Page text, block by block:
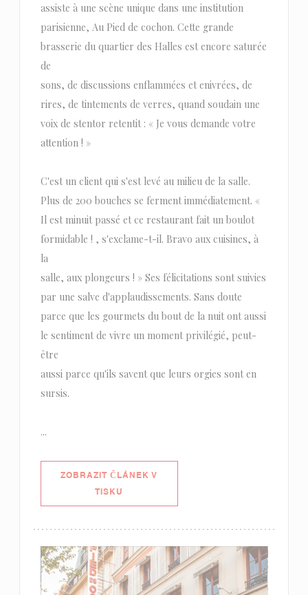
assiste à une scène unique dans une institution
parisienne, Au Pied de cochon. Cette grande
brasserie du quartier des Halles est encore saturée
de
sons, de discussions enflammées et enivrées, de
rires, de tintements de verres, quand soudain une
voix de stentor retentit : « Je vous demande votre
attention ! »
C'est un client qui s'est levé au milieu de la salle.
Plus de 200 bouches se ferment immédiatement. «
Il est minuit passé et ce restaurant fait un boulot
formidable ! , s'exclame-t-il. Bravo aux cuisines, à
la
salle, aux plongeurs ! » Ses félicitations sont suivies
par une salve d'applaudissements. Sans doute
parce que les gourmets du bout de la nuit ont aussi
le sentiment de vivre un moment privilégié, peut-
être
aussi parce qu'ils savent que leurs orgies sont en
sursis.
...
ZOBRAZIT ČLÁNEK V
TISKU